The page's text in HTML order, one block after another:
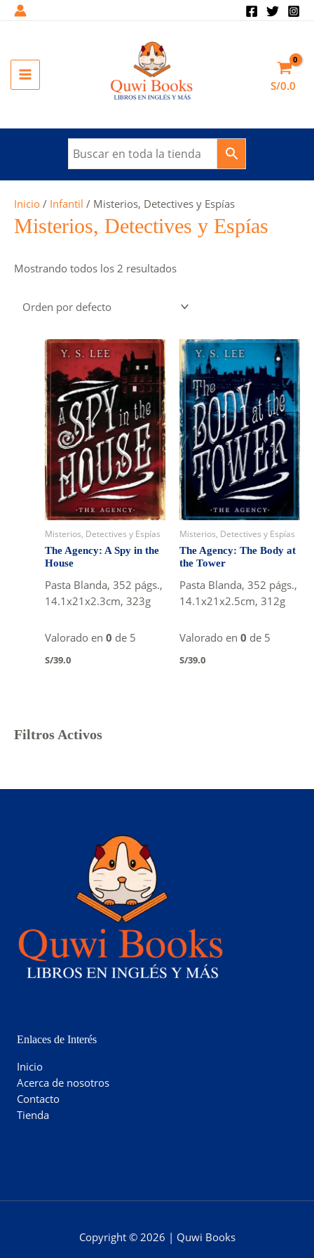
MAIN
S/0.0
Filtros Activos
Inicio / Infantil / Misterios, Detectives y Espías
Misterios, Detectives y Espías
Mostrando todos los 2 resultados
Misterios, Detectives y Espías
The Agency: A Spy in the
House
Pasta Blanda, 352 págs.,
14.1x21x2.3cm, 323g
Valorado en 0 de 5
S/39.0
Misterios, Detectives y Espías
The Agency: The Body at
the Tower
Pasta Blanda, 352 págs.,
14.1x21x2.5cm, 312g
Valorado en 0 de 5
S/39.0
Enlaces de Interés
Inicio
Acerca de nosotros
Contacto
Tienda
Copyright © 2026 | Quwi Books